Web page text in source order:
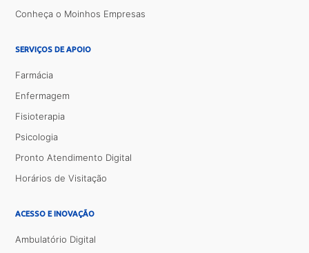
Conheça o Moinhos Empresas
SERVIÇOS DE APOIO
Farmácia
Enfermagem
Fisioterapia
Psicologia
Pronto Atendimento Digital
Horários de Visitação
ACESSO E INOVAÇÃO
Ambulatório Digital